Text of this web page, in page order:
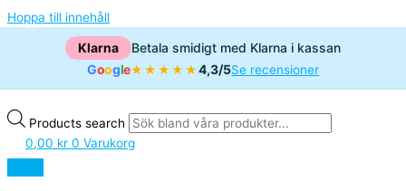
Hoppa till innehåll
Klarna
Betala smidigt med Klarna i kassan
Google★★★★★4,3/5Se recensioner
Products search
0,00 kr 0 Varukorg